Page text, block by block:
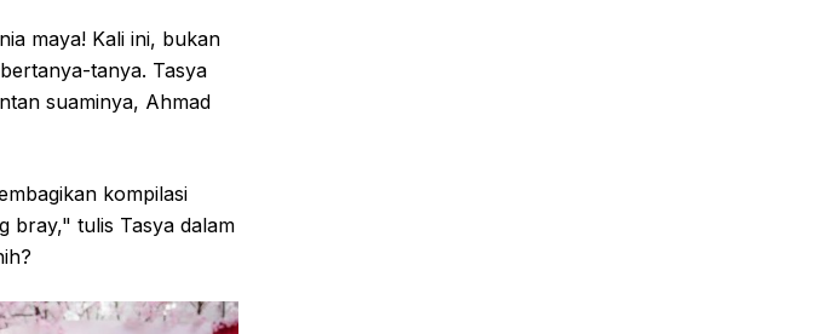
maya! Kali ini, bukan
tanya. Tasya
suaminya, Ahmad
kompilasi
bray," tulis Tasya dalam